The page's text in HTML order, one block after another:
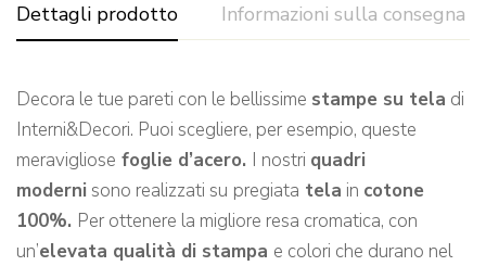
Dettagli prodotto Informazioni sulla consegna
Decora le tue pareti con le bellissime stampe su tela di
Interni&Decori. Puoi scegliere, per esempio, queste
meravigliose foglie d’acero. I nostri quadri
moderni sono realizzati su pregiata tela in cotone
100%. Per ottenere la migliore resa cromatica, con
un’elevata qualità di stampa e colori che durano nel